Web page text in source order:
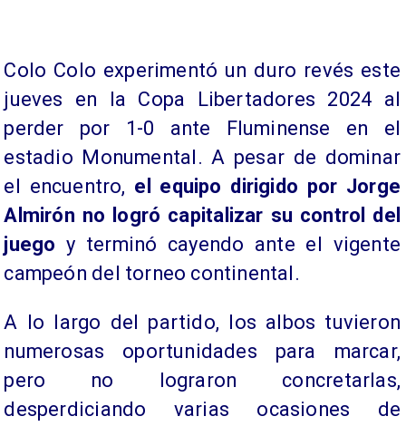
Colo Colo experimentó un duro revés este
jueves en la Copa Libertadores 2024 al
perder por 1-0 ante Fluminense en el
estadio Monumental. A pesar de dominar
el encuentro, el equipo dirigido por Jorge
Almirón no logró capitalizar su control del
juego y terminó cayendo ante el vigente
campeón del torneo continental.
A lo largo del partido, los albos tuvieron
numerosas oportunidades para marcar,
pero no lograron concretarlas,
desperdiciando varias ocasiones de